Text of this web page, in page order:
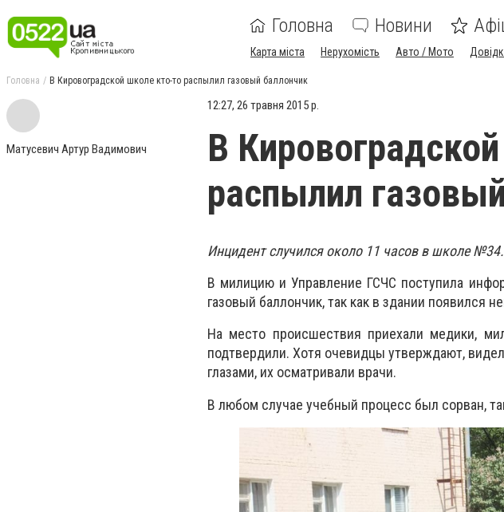
Головна Новини
Карта міста Нерухомість Авто / Мото
Головна В Кировоградской школе кто-то распылил газовый баллончик
Матусевич Артур Вадимович
12:27, 26 травня 2015 р.
В
распылил
Инцидент случился около 11 часов в школе №34.
В милицию и Управление ГСЧС поступила
газовый баллончик, так как в здании появился
На место происшествия приехали медики,
подтвердили. Хотя очевидцы утверждают,
глазами, их осматривали врачи.
В любом случае учебный процесс был сорван,